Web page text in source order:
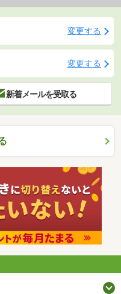
変更する
変更する
新着メールを受取る